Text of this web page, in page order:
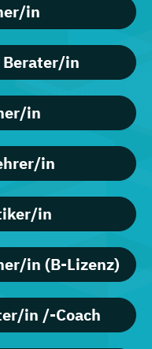
in
Berater/in
in
in
in
in (B-Lizenz)
in /-Coach